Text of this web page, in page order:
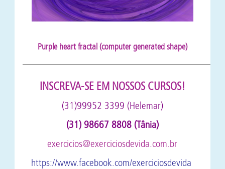
Purple heart fractal (computer generated shape)
INSCREVA-SE EM NOSSOS CURSOS!
(31)99952 3399 (Helemar)
(31) 98667 8808 (Tânia)
exercicios@exerciciosdevida.com.br
https://www.facebook.com/exerciciosdevida